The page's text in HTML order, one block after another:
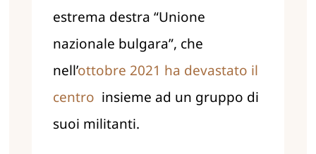
estrema destra “Unione
nazionale bulgara”, che
nell’ottobre 2021 ha devastato il
centro insieme ad un gruppo di
suoi militanti.